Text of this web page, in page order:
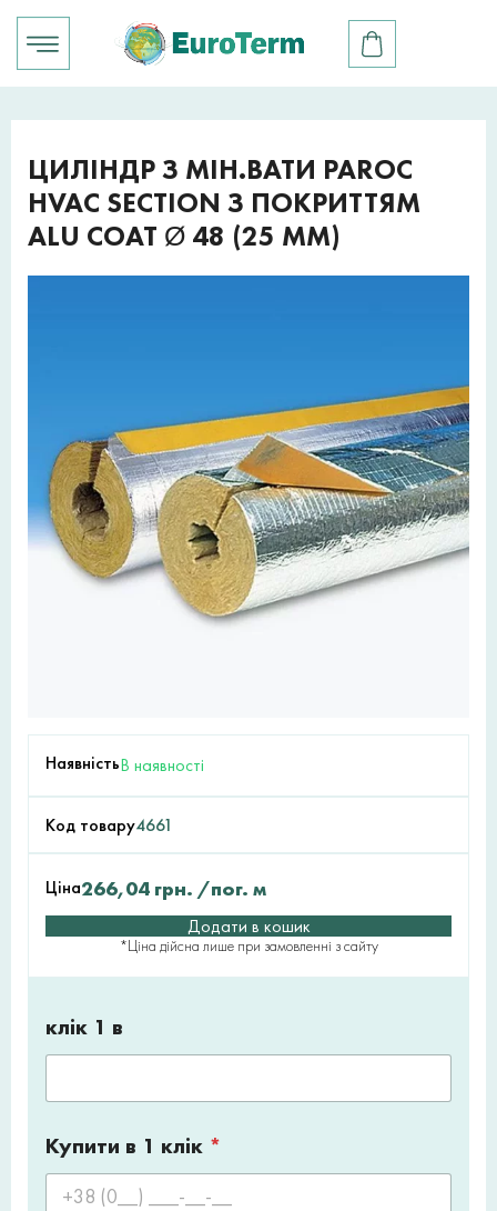
ЦИЛІНДР З МІН.ВАТИ PAROC
HVAC SECTION З ПОКРИТТЯМ
ALU COAT Ø 48 (25 ММ)
НаявністьВ наявності
Код товару4661
Ціна266,04 грн. /пог. м
Додати в кошик
*Ціна дійсна лише при замовленні з сайту
клік 1 в
Купити в 1 клік *